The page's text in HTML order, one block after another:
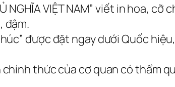
NGHĨA VIỆT NAM” viết in hoa,
đậm.
được đặt ngay dưới Quốc
thức của cơ quan có thẩm